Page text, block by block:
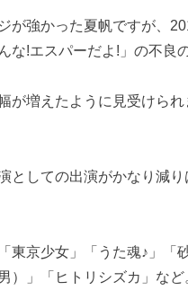
が強かった夏帆ですが、
な!エスパーだよ!」の不良
が増えたように見受けら
としての出演がかなり減
東京少女」「うた魂♪」「
）」「ヒトリシズカ」など